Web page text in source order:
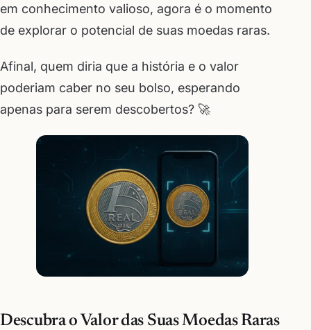
em conhecimento valioso, agora é o momento
de explorar o potencial de suas moedas raras.
Afinal, quem diria que a história e o valor
poderiam caber no seu bolso, esperando
apenas para serem descobertos? 🚀
Descubra o Valor das Suas Moedas Raras